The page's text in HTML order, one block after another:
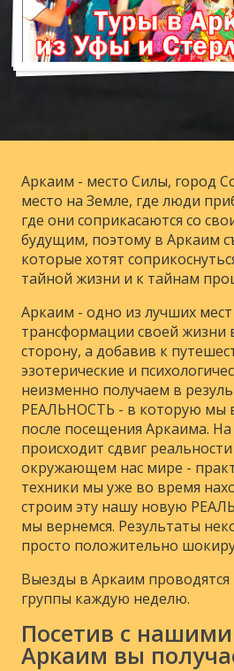
Аркаим - место Силы, город
место на Земле, где люди
где они соприкасаются со
будущим, поэтому в Аркаим
которые хотят
тайной жизни и к тайнам
Аркаим - одно из лучших мест
трансформации своей жизни
сторону, а добавив к
эзотерические и
неизменно получаем в
РЕАЛЬНОСТЬ - в которую мы
после посещения Аркаима.
происходит сдвиг
окружающем нас мире -
техники мы уже во время
строим эту нашу новую
мы вернемся. Результаты
просто положительно
Выезды в Аркаим
группы каждую неделю.
Посетив с
Аркаим вы